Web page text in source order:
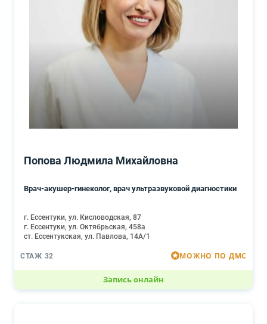
Попова Людмила Михайловна
Врач-акушер-гинеколог, врач ультразвуковой диагностики
г. Ессентуки, ул. Кисловодская, 87
г. Ессентуки, ул. Октябрьская, 458а
ст. Ессентукская, ул. Павлова, 14А/1
СТАЖ 32 МОЖНО ПО ДМС
Запись онлайн